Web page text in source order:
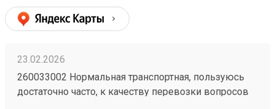
23.02.2026
260033002 Нормальная транспортная, пользуюсь
достаточно часто, к качеству перевозки вопросов